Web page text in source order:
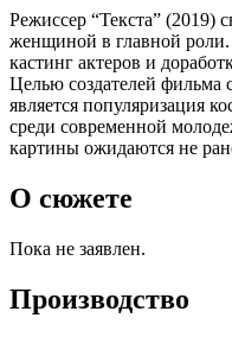
Режиссер “Текста” (2019)
женщиной в главной
кастинг актеров и
Целью создателей фильма
является популяризация
среди современной
картины ожидаются не
О сюжете
Пока не заявлен.
Производство